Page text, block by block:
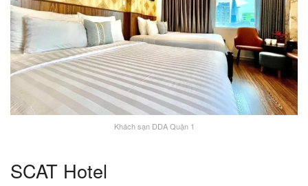
Khách sạn DDA Quận 1
SCAT Hotel